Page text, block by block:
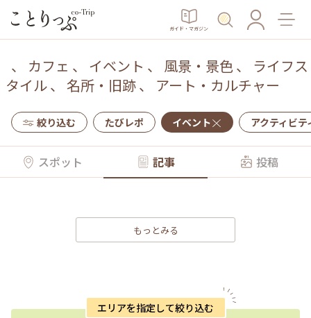
ガイド・マガジン
、 カフェ 、 イベント 、 風景・景色、 ライフス
タイル、 名所・旧跡、 アート・カルチャー
絞り込む たびレポ イベント アクティビテ
スポット 記事 投稿
もっとみる
エリアを指定して絞り込む